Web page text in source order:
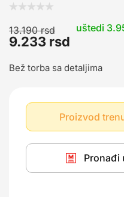
9.233 rsd
13.190rsd uštedi
Bež torba sa detaljima
Proizvod
Pronađi